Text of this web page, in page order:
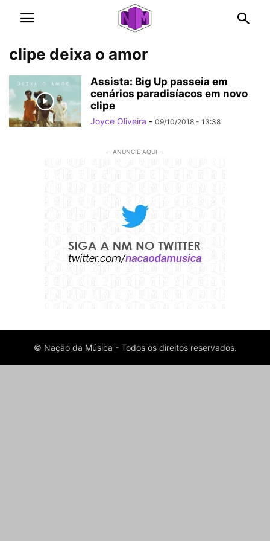
clipe deixa o amor
Assista: Big Up passeia em
cenários paradisíacos em novo
clipe
Joyce Oliveira - 09/10/2018 - 13:38
- ANUNCIE AQUI -
© Nação da Música - Todos os direitos reservados.